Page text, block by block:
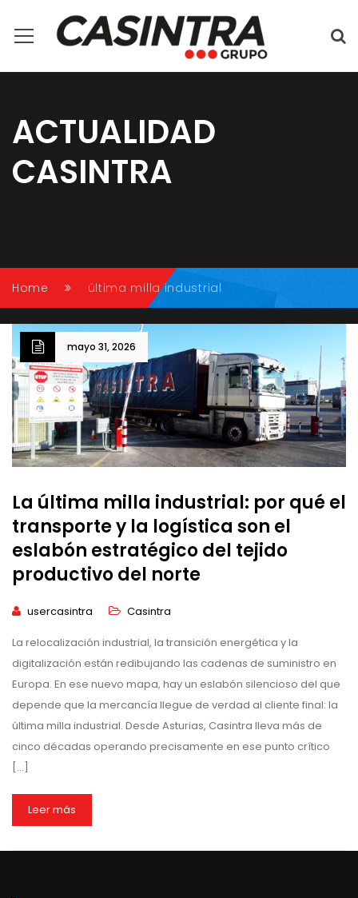
ACTUALIDAD
CASINTRA
Home última milla industrial
mayo 31, 2026
La última milla industrial: por qué el
transporte y la logística son el
eslabón estratégico del tejido
productivo del norte
usercasintra Casintra
La relocalización industrial, la transición energética y la
digitalización están redibujando las cadenas de suministro en
Europa. En ese nuevo mapa, hay un eslabón silencioso del que
depende que la mercancía llegue de verdad al cliente final: la
última milla industrial. Desde Asturias, Casintra lleva más de
cinco décadas operando precisamente en ese punto crítico
[…]
Leer más